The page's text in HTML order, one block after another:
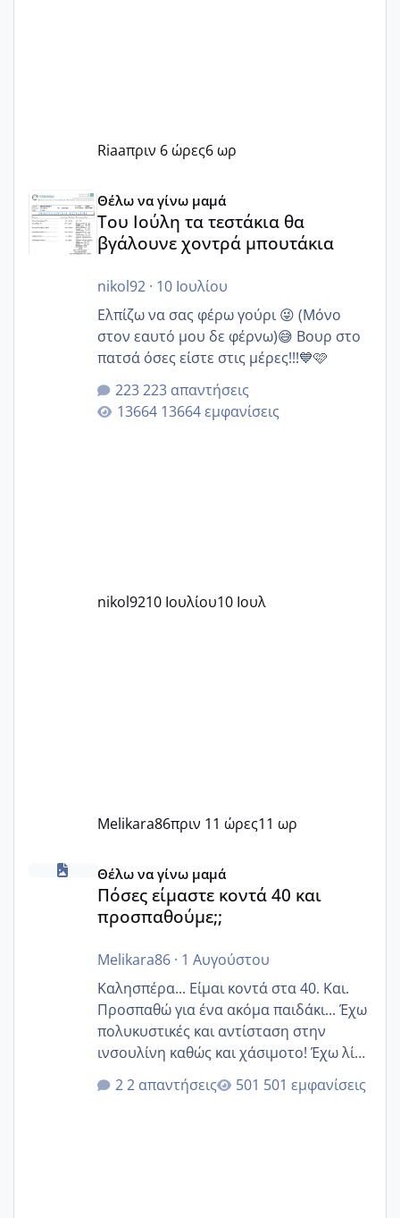
Riaaπριν 6 ώρες6 ωρ
Θέλω να γίνω μαμά
Του Ιούλη τα τεστάκια θα
βγάλουνε χοντρά μπουτάκια
nikol92· 10 Ιουλίου
Ελπίζω να σας φέρω γούρι 😜 (Μόνο
στον εαυτό μου δε φέρνω)😅 Βουρ στο
πατσά όσες είστε στις μέρες!!!💙🩷
223 απαντήσεις
13664 εμφανίσεις
nikol9210 Ιουλίου10 Ιουλ
Melikara86πριν 11 ώρες11 ωρ
Πόσες είμαστε κοντά 40 και προσπαθούμε;;
Θέλω να γίνω μαμά
Πόσες είμαστε κοντά 40 και
προσπαθούμε;;
Melikara86· 1 Αυγούστου
Καλησπέρα... Είμαι κοντά στα 40. Και.
Προσπαθώ για ένα ακόμα παιδάκι... Έχω
πολυκυστικές και αντίσταση στην
ινσουλίνη καθώς και χάσιμοτο! Έχω λίγα
κιλά παραπάνω και όσο κ αν προσπαθώ
δεν χάνω εύκολα! Προσπαθώ για ακόμη
2 απαντήσεις 501 εμφανίσεις